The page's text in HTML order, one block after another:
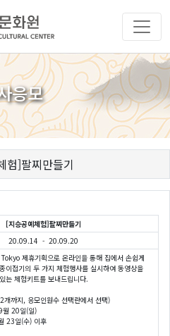
응모
험]팔찌만들기
[지승공예체험]팔찌만들기
20.09.14 - 20.09.20
제휴기획으로 온라인을 통해 집에서 손쉽게
이접기의 두 가지 체험행사를 실시하여 동영상을
는 체험키트를 보내드립니다.
까지, 응모인원수 선택란에서 선택)
20일(일)
23일(수) 이후